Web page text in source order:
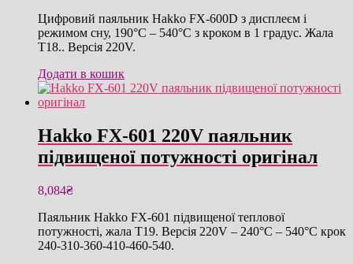
Цифровий паяльник Hakko FX-600D з дисплеєм і
режимом сну, 190°C – 540°C з кроком в 1 градус. Жала
T18.. Версія 220V.
Додати в кошик
Hakko FX-601 220V паяльник
підвищеної потужності оригінал
8,084₴
Паяльник Hakko FX-601 підвищеної теплової
потужності, жала T19. Версія 220V – 240°C – 540°C крок
240-310-360-410-460-540.